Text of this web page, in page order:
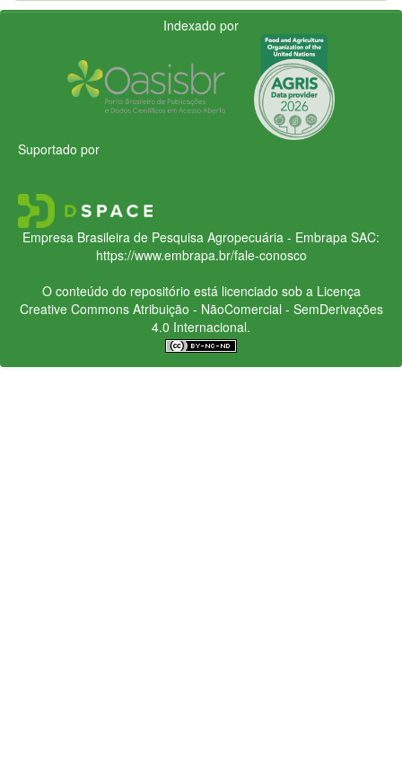
Indexado por
Suportado por
Empresa Brasileira de Pesquisa Agropecuária - Embrapa SAC:
https://www.embrapa.br/fale-conosco
O conteúdo do repositório está licenciado sob a Licença
Creative CommonsAtribuição - NãoComercial - SemDerivações
4.0 Internacional.